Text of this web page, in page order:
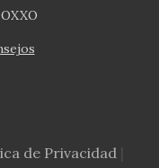
de Privacidad